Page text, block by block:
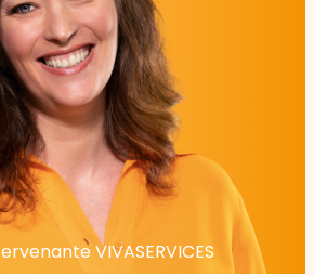
VIVASERVICES